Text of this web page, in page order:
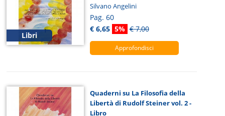
Libri
Silvano Angelini
Pag. 60
€ 6,65 5% € 7,00
Approfondisci
Quaderni su La Filosofia della
Libertà di Rudolf Steiner vol. 2 -
Libro